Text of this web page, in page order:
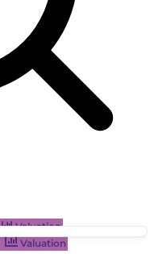
Valuation
Valuation